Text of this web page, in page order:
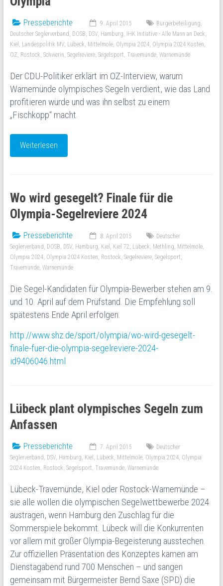
Presseberichte 9. April 2015 Bürgerbeteiligung,
Deutscher Seglerverband , DOSB, DSV, Hamburg, IHK Initiative - Alle Mann an Deck,
Kiel , Landespolitik MV, Lübeck, Mittelmole, Olympia 2024, Olympia 2024 Kosten,
OZ, Rostock, Schwerin, Segelreviere, Segelsport, Travemünde, Warnemünde
Der CDU-Politiker erklärt im OZ-Interview, warum
Warnemünde olympisches Segeln verdient, wie das Land
profitieren würde und was ihn selbst zu einem
„Fischkopp“ macht.
Weiterlesen
Wo wird gesegelt? Finale für die
Olympia-Segelreviere 2024
Presseberichte 8. April 2015
Deutscher
Seglerverband , DOSB, DSV, Hamburg, Kiel , Kiel 72, Lübeck, Methling, Mittelmole,
Olympia 2024, Olympia 2024 Kosten, Rostock, Segelreviere, Segelsport,
Travemünde, Warnemünde
Die Segel-Kandidaten für Olympia-Bewerber stehen am 9.
und 10. April auf dem Prüfstand. Die Empfehlung soll
spätestens Ende April erfolgen.
http://www.shz.de/sport/olympia/wo-wird-gesegelt-
finale-fuer-die-olympia-segelreviere-2024-
id9406046.html
Lübeck plant olympisches Segeln zum
Anfassen
Presseberichte 7. April 2015
Deutscher
Seglerverband , DSV, Hamburg, Kiel , Lübeck, Mittelmole, Olympia 2024, Olympia
2024 Kosten, Rostock, Segelsport, Travemünde, Warnemünde
Lübeck-Travemünde, Kiel oder Rostock-Warnemünde –
sie alle wollen die olympischen Segelwettbewerbe 2024
austragen, wenn Hamburg den Zuschlag für die
Sommerspiele bekommt. Lübeck will die Konkurrenten
vor allem mit großer Olympia-Begeisterung ausstechen.
Zur offiziellen Präsentation des Konzeptes kamen am
Dienstagabend rund 700 Menschen – und sangen
gemeinsam mit Bürgermeister Bernd Saxe (SPD) die